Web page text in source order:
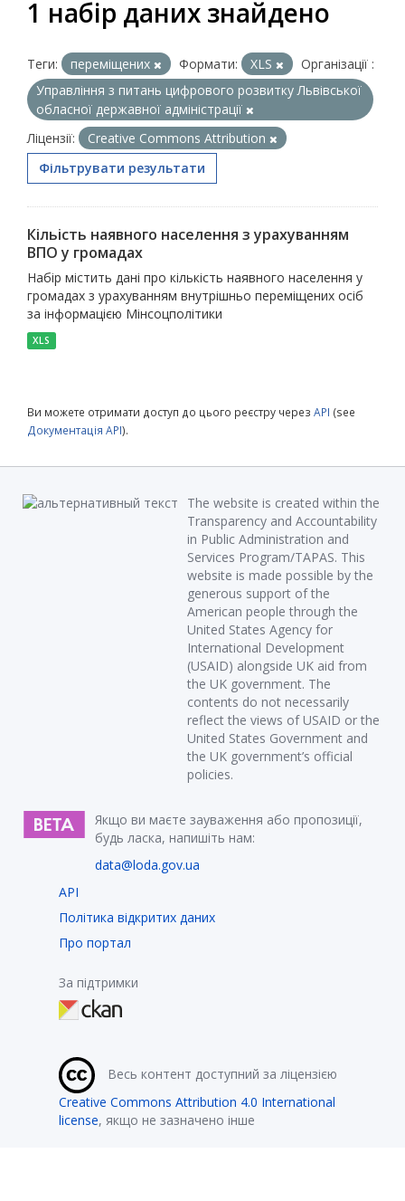
1 набір даних знайдено
Теги: переміщених Формати: XLS
Організації :
Управління з питань цифрового розвитку Львівської
обласної державної адміністрації
Ліцензії:
Creative Commons Attribution
Фільтрувати результати
Кільість наявного населення з урахуванням
ВПО у громадах
Набір містить дані про кількість наявного населення у
громадах з урахуванням внутрішньо переміщених осіб
за інформацією Мінсоцполітики
XLS
Ви можете отримати доступ до цього реєстру через API (see
Документація API).
The website is created within the
Transparency and Accountability
in Public Administration and
Services Program/TAPAS. This
website is made possible by the
generous support of the
American people through the
United States Agency for
International Development
(USAID) alongside UK aid from
the UK government. The
contents do not necessarily
reflect the views of USAID or the
United States Government and
the UK government’s official
policies.
Якщо ви маєте зауваження або пропозиції,
будь ласка, напишіть нам:
data@loda.gov.ua
API
Політика відкритих даних
Про портал
За підтримки
Весь контент доступний за ліцензією
Creative Commons Attribution 4.0 International
license, якщо не зазначено інше